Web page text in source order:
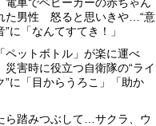
た男性 怒ると思いきや…“意
”に「なんてすてき！」
ペットボトル」が楽に運べ
害時に役立つ自衛隊の“ライ
”に「目からうろこ」「助か
ら踏みつぶして…サクラ、ウ